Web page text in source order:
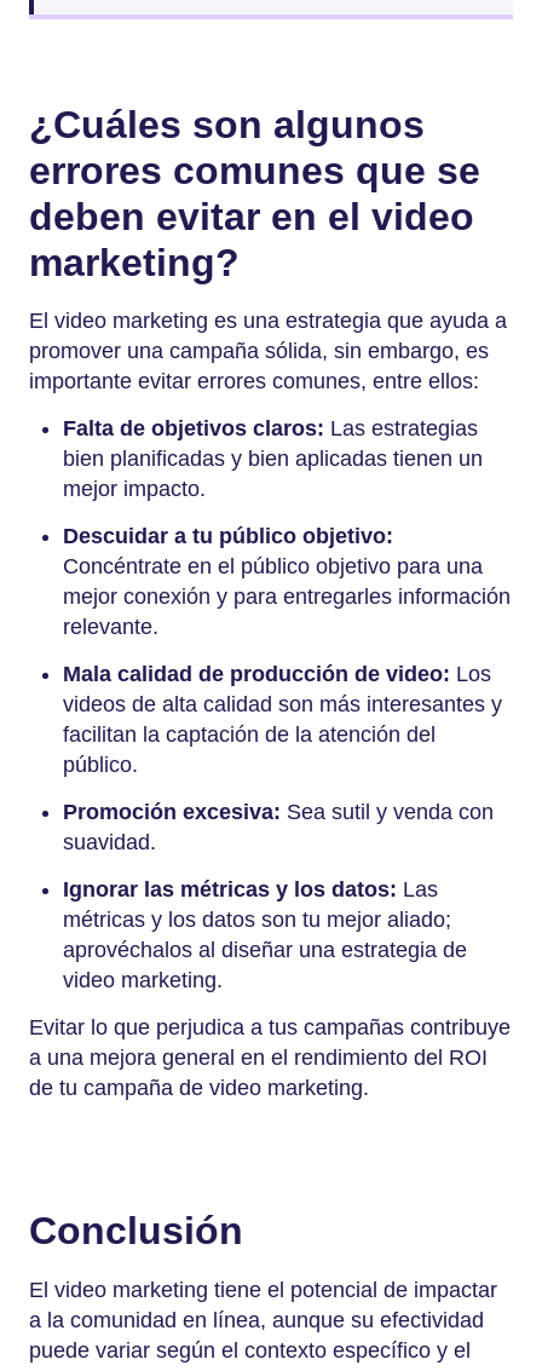
¿Cuáles son algunos
errores comunes que se
deben evitar en el video
marketing?
El video marketing es una estrategia que ayuda a
promover una campaña sólida, sin embargo, es
importante evitar errores comunes, entre ellos:
Falta de objetivos claros: Las estrategias
bien planificadas y bien aplicadas tienen un
mejor impacto.
Descuidar a tu público objetivo:
Concéntrate en el público objetivo para una
mejor conexión y para entregarles información
relevante.
Mala calidad de producción de video: Los
videos de alta calidad son más interesantes y
facilitan la captación de la atención del
público.
Promoción excesiva: Sea sutil y venda con
suavidad.
Ignorar las métricas y los datos: Las
métricas y los datos son tu mejor aliado;
aprovéchalos al diseñar una estrategia de
video marketing.
Evitar lo que perjudica a tus campañas contribuye
a una mejora general en el rendimiento del ROI
de tu campaña de video marketing.
Conclusión
El video marketing tiene el potencial de impactar
a la comunidad en línea, aunque su efectividad
puede variar según el contexto específico y el